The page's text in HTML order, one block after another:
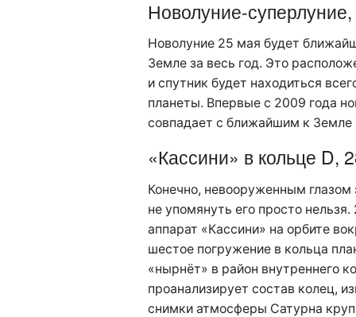
Новолуние-
Новолуние 25 мая будет
Земле за весь год. Это
и спутник будет находиться
планеты. Впервые с 2009 года
совпадает с ближайшим к Земле
«Кассини» в кольце D,
Конечно, невооруженным
не упомянуть его просто
аппарат «Кассини» на орбите
шестое погружение в кольца
«нырнёт» в район внутреннего
проанализирует состав колец,
снимки атмосферы Сатурна